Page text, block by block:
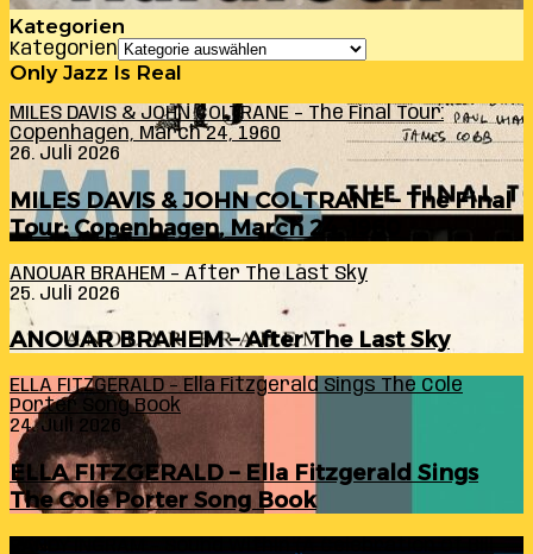
Kategorien
Kategorien
Only Jazz Is Real
MILES DAVIS & JOHN COLTRANE – The Final Tour:
Copenhagen, March 24, 1960
26. Juli 2026
MILES DAVIS & JOHN COLTRANE – The Final
Tour: Copenhagen, March 24, 1960
ANOUAR BRAHEM – After The Last Sky
25. Juli 2026
ANOUAR BRAHEM – After The Last Sky
ELLA FITZGERALD – Ella Fitzgerald Sings The Cole
Porter Song Book
24. Juli 2026
ELLA FITZGERALD – Ella Fitzgerald Sings
The Cole Porter Song Book